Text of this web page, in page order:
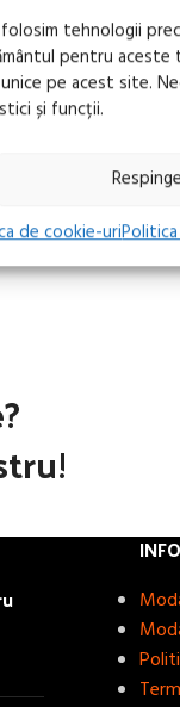
tehnologii
pentru
pe acest site.
și funcții.
Respinge
de cookie-uri